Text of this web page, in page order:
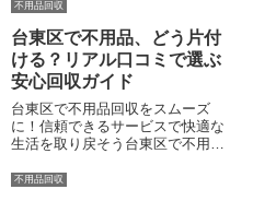
依頼するのが一番です。 エコ☆
ど、即日対応や明朗会計のサービ
スが人気で、部屋がスッキリ片付
く喜...
不用品回収
台東区で不用品、どう片付
ける？リアル口コミで選ぶ
安心回収ガイド
台東区で不用品回収をスムーズ
に！信頼できるサービスで快適な
生活を取り戻そう台東区で不用品
者や自治体のサービスを利用すれ
不用品回収